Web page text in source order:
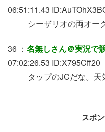
06:51:11.43
シーザリオの両オー
36 ： 名無しさん＠実況で
07:02:26.53 ID:X795Cff20
タップのJCだな。
スポ